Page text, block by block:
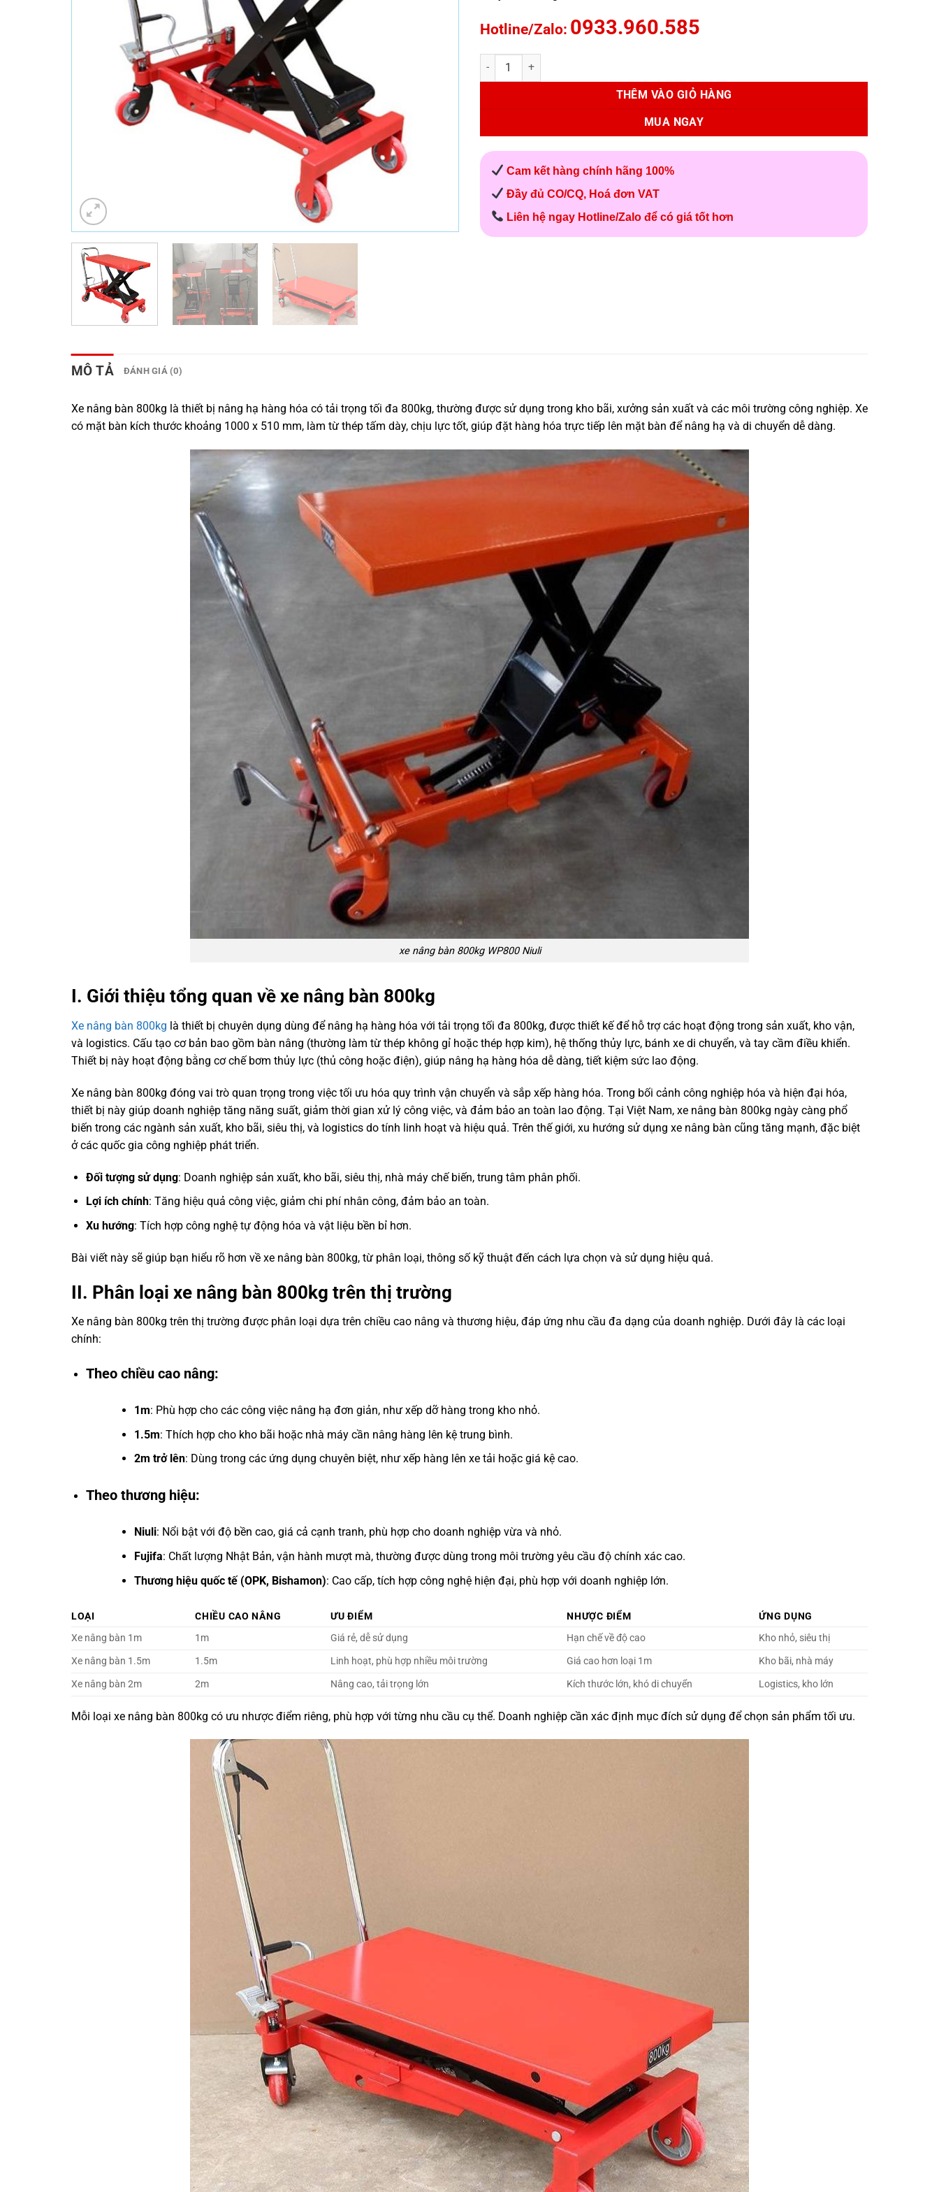
Hotline/Zalo: 0933.960.585
Xe nâng bàn 800kg WP800 Niuli số lượng
THÊM VÀO GIỎ HÀNG
MUA NGAY
Cam kết hàng chính hãng 100%
Đầy đủ CO/CQ, Hoá đơn VAT
Liên hệ ngay Hotline/Zalo để có giá tốt hơn
MÔ TẢ ĐÁNH GIÁ (0)
Xe nâng bàn 800kg là thiết bị nâng hạ hàng hóa có tải trọng tối đa 800kg, thường được sử dụng trong kho bãi, xưởng sản xuất và các môi trường công nghiệp. Xe
có mặt bàn kích thước khoảng 1000 x 510 mm, làm từ thép tấm dày, chịu lực tốt, giúp đặt hàng hóa trực tiếp lên mặt bàn để nâng hạ và di chuyển dễ dàng.
xe nâng bàn 800kg WP800 Niuli
I. Giới thiệu tổng quan về xe nâng bàn 800kg
Xe nâng bàn 800kg là thiết bị chuyên dụng dùng để nâng hạ hàng hóa với tải trọng tối đa 800kg, được thiết kế để hỗ trợ các hoạt động trong sản xuất, kho vận,
và logistics. Cấu tạo cơ bản bao gồm bàn nâng (thường làm từ thép không gỉ hoặc thép hợp kim), hệ thống thủy lực, bánh xe di chuyển, và tay cầm điều khiển.
Thiết bị này hoạt động bằng cơ chế bơm thủy lực (thủ công hoặc điện), giúp nâng hạ hàng hóa dễ dàng, tiết kiệm sức lao động.
Xe nâng bàn 800kg đóng vai trò quan trọng trong việc tối ưu hóa quy trình vận chuyển và sắp xếp hàng hóa. Trong bối cảnh công nghiệp hóa và hiện đại hóa,
thiết bị này giúp doanh nghiệp tăng năng suất, giảm thời gian xử lý công việc, và đảm bảo an toàn lao động. Tại Việt Nam, xe nâng bàn 800kg ngày càng phổ
biến trong các ngành sản xuất, kho bãi, siêu thị, và logistics do tính linh hoạt và hiệu quả. Trên thế giới, xu hướng sử dụng xe nâng bàn cũng tăng mạnh, đặc biệt
ở các quốc gia công nghiệp phát triển.
Đối tượng sử dụng: Doanh nghiệp sản xuất, kho bãi, siêu thị, nhà máy chế biến, trung tâm phân phối.
Lợi ích chính: Tăng hiệu quả công việc, giảm chi phí nhân công, đảm bảo an toàn.
Xu hướng: Tích hợp công nghệ tự động hóa và vật liệu bền bỉ hơn.
Bài viết này sẽ giúp bạn hiểu rõ hơn về xe nâng bàn 800kg, từ phân loại, thông số kỹ thuật đến cách lựa chọn và sử dụng hiệu quả.
II. Phân loại xe nâng bàn 800kg trên thị trường
Xe nâng bàn 800kg trên thị trường được phân loại dựa trên chiều cao nâng và thương hiệu, đáp ứng nhu cầu đa dạng của doanh nghiệp. Dưới đây là các loại
chính:
Theo chiều cao nâng:
1m: Phù hợp cho các công việc nâng hạ đơn giản, như xếp dỡ hàng trong kho nhỏ.
1.5m: Thích hợp cho kho bãi hoặc nhà máy cần nâng hàng lên kệ trung bình.
2m trở lên: Dùng trong các ứng dụng chuyên biệt, như xếp hàng lên xe tải hoặc giá kệ cao.
Theo thương hiệu:
Niuli: Nổi bật với độ bền cao, giá cả cạnh tranh, phù hợp cho doanh nghiệp vừa và nhỏ.
Fujifa: Chất lượng Nhật Bản, vận hành mượt mà, thường được dùng trong môi trường yêu cầu độ chính xác cao.
Thương hiệu quốc tế (OPK, Bishamon): Cao cấp, tích hợp công nghệ hiện đại, phù hợp với doanh nghiệp lớn.
LOẠI CHIỀU CAO NÂNG ƯU ĐIỂM NHƯỢC ĐIỂM
ỨNG DỤNG
Xe nâng bàn 1m
1m Giá rẻ, dễ sử dụng Hạn chế về độ cao
Kho nhỏ, siêu thị
Xe nâng bàn 1.5m
1.5m Linh hoạt, phù hợp nhiều môi trường Giá cao hơn loại 1m
Kho bãi, nhà máy
Xe nâng bàn 2m
2m Nâng cao, tải trọng lớn Kích thước lớn, khó di chuyển Logistics, kho lớn
Mỗi loại xe nâng bàn 800kg có ưu nhược điểm riêng, phù hợp với từng nhu cầu cụ thể. Doanh nghiệp cần xác định mục đích sử dụng để chọn sản phẩm tối ưu.